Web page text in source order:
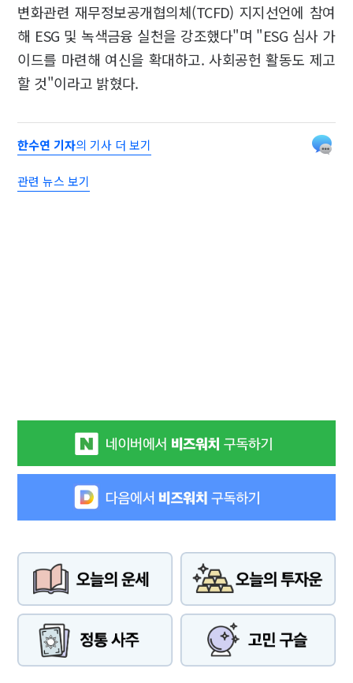
변화관련 재무정보공개협의체(TCFD) 지지선언에 참여
해 ESG 및 녹색금융 실천을 강조했다"며 "ESG 심사 가
이드를 마련해 여신을 확대하고. 사회공헌 활동도 제고
할 것"이라고 밝혔다.
한수연 기자의 기사 더 보기
관련 뉴스 보기